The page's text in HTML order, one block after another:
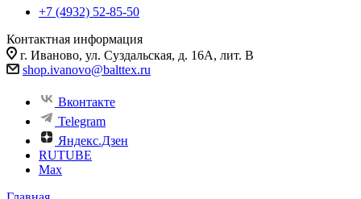
+7 (4932) 52-85-50
Контактная информация
г. Иваново, ул. Суздальская, д. 16А, лит. В
shop.ivanovo@balttex.ru
Вконтакте
Telegram
Яндекс.Дзен
RUTUBE
Max